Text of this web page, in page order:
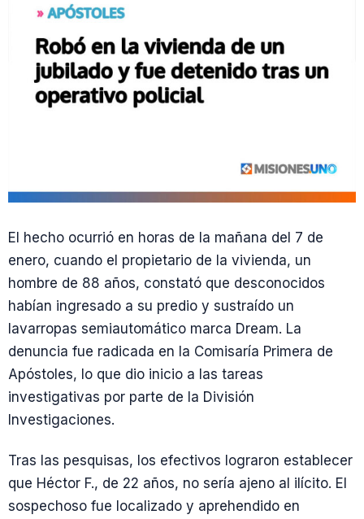
El hecho ocurrió en horas de la mañana del 7 de
enero, cuando el propietario de la vivienda, un
hombre de 88 años, constató que desconocidos
habían ingresado a su predio y sustraído un
lavarropas semiautomático marca Dream. La
denuncia fue radicada en la Comisaría Primera de
Apóstoles, lo que dio inicio a las tareas
investigativas por parte de la División
Investigaciones.
Tras las pesquisas, los efectivos lograron establecer
que Héctor F., de 22 años, no sería ajeno al ilícito. El
sospechoso fue localizado y aprehendido en